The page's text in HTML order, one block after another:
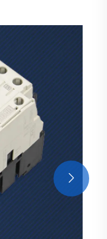
